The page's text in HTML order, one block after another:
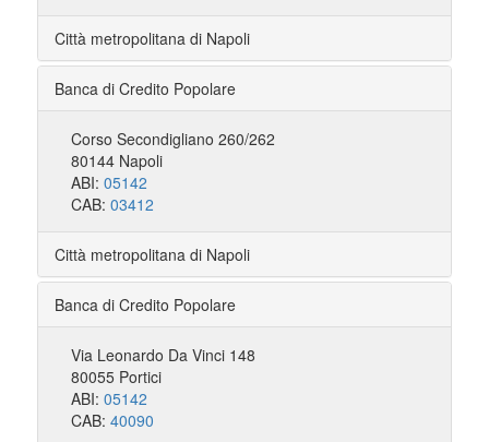
Città metropolitana di Napoli
Banca di Credito Popolare
Corso Secondigliano 260/262
80144 Napoli
ABI: 05142
CAB: 03412
Città metropolitana di Napoli
Banca di Credito Popolare
Via Leonardo Da Vinci 148
80055 Portici
ABI: 05142
CAB: 40090